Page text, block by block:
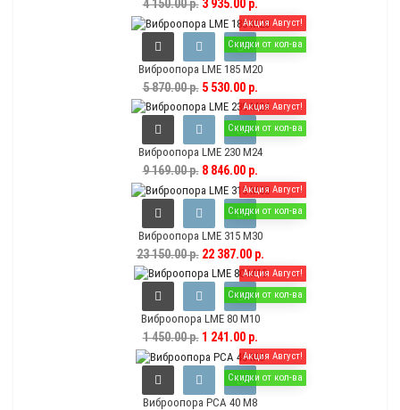
4 150.00 р.3 935.00 р.
Акция Август!
Скидки от кол-ва
Виброопора LME 185 M20
5 870.00 р.5 530.00 р.
Акция Август!
Скидки от кол-ва
Виброопора LME 230 M24
9 169.00 р.8 846.00 р.
Акция Август!
Скидки от кол-ва
Виброопора LME 315 M30
23 150.00 р.22 387.00 р.
Акция Август!
Скидки от кол-ва
Виброопора LME 80 M10
1 450.00 р.1 241.00 р.
Акция Август!
Скидки от кол-ва
Виброопора PCA 40 M8